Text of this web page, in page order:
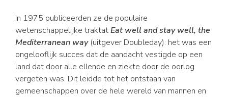
In 1975 publiceerden ze de populaire
wetenschappelijke traktatEat well and stay well, the
Mediterranean way(uitgever Doubleday): het was een
ongelooflijk succes dat de aandacht vestigde op een
land dat door alle ellende en ziekte door de oorlog
vergeten was. Dit leidde tot het ontstaan van
gemeenschappen over de hele wereld van mannen en